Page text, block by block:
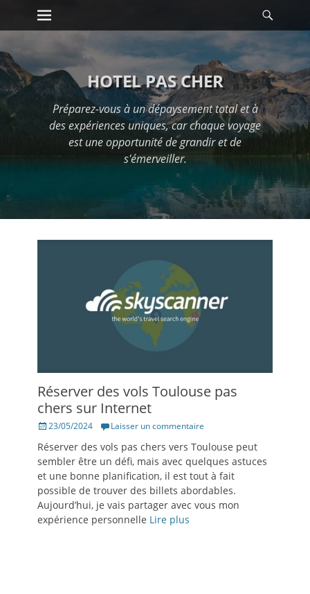
Passer
au
Premier menu
HOTEL PAS CHER
Préparez-vous à un dépaysement total et à
des expériences uniques, car chaque voyage
est une opportunité de grandir et de
s'émerveiller.
Réserver des vols Toulouse pas
chers sur Internet
Posté23/05/2024 Laisser un commentaire
Réserver des vols pas chers vers Toulouse peut
sembler être un défi, mais avec quelques astuces
et une bonne planification, il est tout à fait
possible de trouver des billets abordables.
Aujourd’hui, je vais partager avec vous mon
expérience personnelle Lire plus